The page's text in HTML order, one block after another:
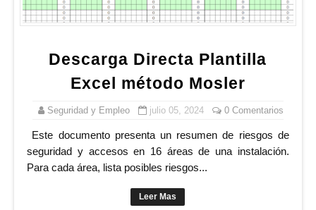
Descarga Directa Plantilla
Excel método Mosler
Seguridad y Empleo julio 05, 2024 0 Comentarios
Este documento presenta un resumen de riesgos de
seguridad y accesos en 16 áreas de una instalación.
Para cada área, lista posibles riesgos...
Leer Mas